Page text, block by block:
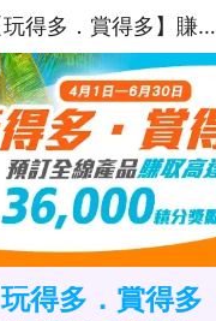
【玩得多．賞得多】賺取高達36,000獎勵積分！
玩得多．賞得多